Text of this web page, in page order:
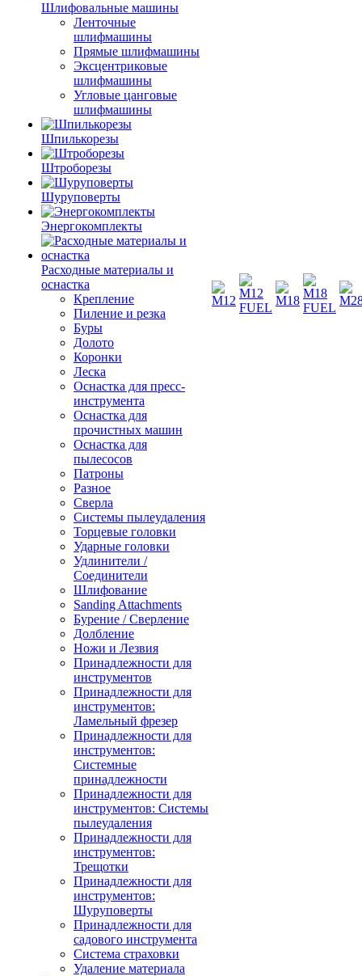
Шлифовальные машины
Ленточные
шлифмашины
Прямые шлифмашины
Эксцентриковые
шлифмашины
Угловые цанговые
шлифмашины
Шпилькорезы
Штроборезы
Шуруповерты
Энергокомплекты
Расходные материалы и
оснастка
Крепление
Пиление и резка
Буры
Долото
Коронки
Леска
Оснастка для пресс-
инструмента
Оснастка для
прочистных машин
Оснастка для
пылесосов
Патроны
Разное
Сверла
Системы пылеудаления
Торцевые головки
Ударные головки
Удлинители /
Соединители
Шлифование
Sanding Attachments
Бурение / Сверление
Долбление
Ножи и Лезвия
Принадлежности для
инструментов
Принадлежности для
инструментов:
Ламельный фрезер
Принадлежности для
инструментов:
Системные
принадлежности
Принадлежности для
инструментов: Системы
пылеудаления
Принадлежности для
инструментов:
Трещотки
Принадлежности для
инструментов:
Шуруповерты
Принадлежности для
садового инструмента
Система страховки
Удаление материала